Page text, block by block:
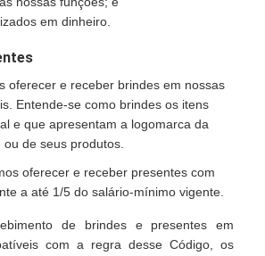
em dinheiro.
oferecer e receber brindes em nossas
Entende-se como brindes os itens
e que apresentam a logomarca da
de seus produtos.
oferecer e receber presentes com
a até 1/5 do salário-mínimo vigente.
de brindes e presentes em
com a regra desse Código, os